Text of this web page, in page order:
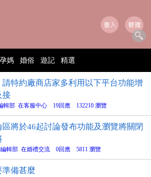
孕媽 婚俗 遊記 精選
特約廠商店家多利用以下平台功能增
接
輯部 在客服中心 19回應 132210 瀏覽
將於46起討論發布功能及瀏覽將關閉
編輯部 在婚禮交流 0回應 5811 瀏覽
備甚麼